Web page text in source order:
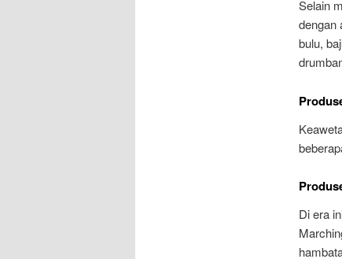
Selain
dengan
bulu,
Di era